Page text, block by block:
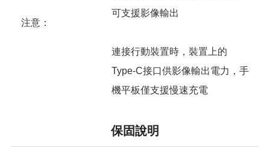
注意：
可支援影像輸出
連接行動裝置時，裝置上的
Type-C接口供影像輸出電力，手
機平板僅支援慢速充電
保固說明